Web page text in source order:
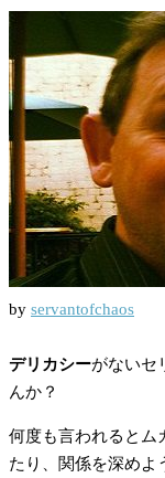
by servantofchaos
デリカシーがないセ
んか？
何度も言われるとム
たり、関係を深めよ